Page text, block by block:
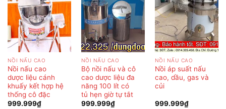
NỒI NẤU CAO
Nồi nấu cao
dược liệu cánh
khuấy kết hợp hệ
thống cô đặc
999.999₫
NỒI NẤU CAO
Bộ nồi nấu và cô
cao dược liệu đa
năng 100 lít có
tủ hẹn giờ tự tắt
999.999₫
NỒI NẤU CAO
Nồi áp suất nấu
cao, dầu, gas và
củi
999.999₫